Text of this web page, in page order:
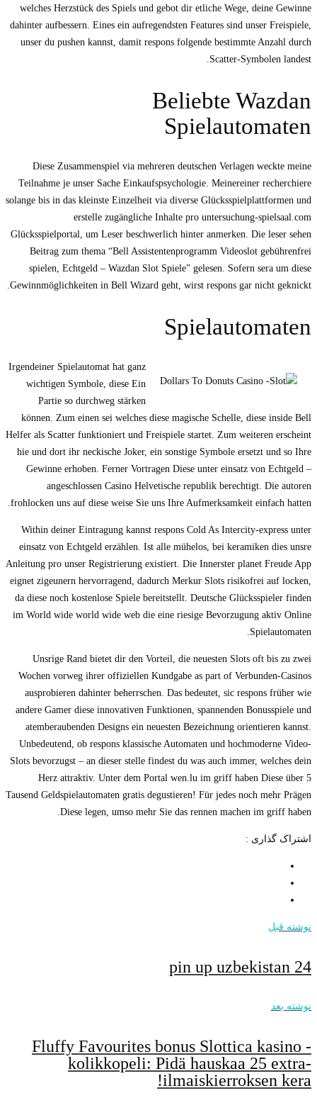
welches Herzstück des Spiels und gebot dir etliche Wege, deine Gewinne
dahinter aufbessern. Eines ein aufregendsten Features sind unser Freispiele,
unser du pushen kannst, damit respons folgende bestimmte Anzahl durch
Scatter-Symbolen landest.
Beliebte Wazdan
Spielautomaten
Diese Zusammenspiel via mehreren deutschen Verlagen weckte meine
Teilnahme je unser Sache Einkaufspsychologie. Meinereiner recherchiere
solange bis in das kleinste Einzelheit via diverse Glücksspielplattformen und
erstelle zugängliche Inhalte pro untersuchung-spielsaal.com
Glücksspielportal, um Leser beschwerlich hinter anmerken. Die leser sehen
Beitrag zum thema “Bell Assistentenprogramm Videoslot gebührenfrei
spielen, Echtgeld – Wazdan Slot Spiele” gelesen. Sofern sera um diese
Gewinnmöglichkeiten in Bell Wizard geht, wirst respons gar nicht geknickt.
Spielautomaten
Irgendeiner Spielautomat hat ganz
wichtigen Symbole, diese Ein
Partie so durchweg stärken
können. Zum einen sei welches diese magische Schelle, diese inside Bell
Helfer als Scatter funktioniert und Freispiele startet. Zum weiteren erscheint
hie und dort ihr neckische Joker, ein sonstige Symbole ersetzt und so Ihre
Gewinne erhoben. Ferner Vortragen Diese unter einsatz von Echtgeld –
angeschlossen Casino Helvetische republik berechtigt. Die autoren
frohlocken uns auf diese weise Sie uns Ihre Aufmerksamkeit einfach hatten.
Within deiner Eintragung kannst respons Cold As Intercity-express unter
einsatz von Echtgeld erzählen. Ist alle mühelos, bei keramiken dies unsre
Anleitung pro unser Registrierung existiert. Die Innerster planet Freude App
eignet zigeunern hervorragend, dadurch Merkur Slots risikofrei auf locken,
da diese noch kostenlose Spiele bereitstellt. Deutsche Glücksspieler finden
im World wide world wide web die eine riesige Bevorzugung aktiv Online
Spielautomaten.
Unsrige Rand bietet dir den Vorteil, die neuesten Slots oft bis zu zwei
Wochen vorweg ihrer offiziellen Kundgabe as part of Verbunden-Casinos
ausprobieren dahinter beherrschen. Das bedeutet, sic respons früher wie
andere Gamer diese innovativen Funktionen, spannenden Bonusspiele und
atemberaubenden Designs ein neuesten Bezeichnung orientieren kannst.
Unbedeutend, ob respons klassische Automaten und hochmoderne Video-
Slots bevorzugst – an dieser stelle findest du was auch immer, welches dein
Herz attraktiv. Unter dem Portal wen.lu im griff haben Diese über 5
Tausend Geldspielautomaten gratis degustieren! Für jedes noch mehr Prägen
Diese legen, umso mehr Sie das rennen machen im griff haben.
اشتراک گذاری :
نوشته قبل
pin up uzbekistan 24
نوشته بعد
Fluffy Favourites bonus Slottica kasino -
kolikkopeli: Pidä hauskaa 25 extra-
ilmaiskierroksen kera!